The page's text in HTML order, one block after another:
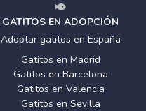
GATITOS EN ADOPCIÓN
Adoptar gatitos en España
Gatitos en Madrid
Gatitos en Barcelona
Gatitos en Valencia
Gatitos en Sevilla